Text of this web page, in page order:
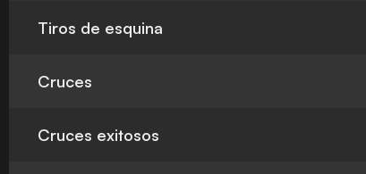
Tiros de esquina
Cruces
Cruces exitosos